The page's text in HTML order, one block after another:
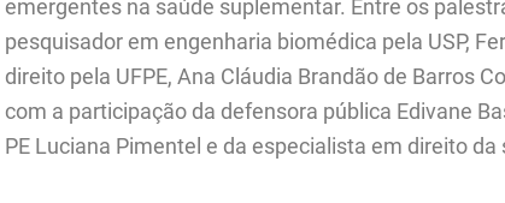
emergentes na saúde suplementar. Entre os
pesquisador em engenharia biomédica pela USP,
direito pela UFPE, Ana Cláudia Brandão de Barros
com a participação da defensora pública Edivane
PE Luciana Pimentel e da especialista em direito